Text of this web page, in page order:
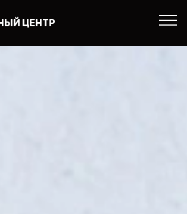
ЦЕНТР